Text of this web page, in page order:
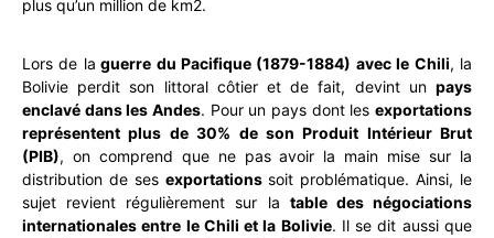
plus qu’un million de km2.
Lors de la guerre du Pacifique (1879-1884) avec le Chili, la
Bolivie perdit son littoral côtier et de fait, devint un pays
enclavé dans les Andes. Pour un pays dont les exportations
représentent plus de 30% de son Produit Intérieur Brut
(PIB), on comprend que ne pas avoir la main mise sur la
distribution de ses exportationssoit problématique. Ainsi, le
sujet revient régulièrement sur la table des négociations
internationales entre le Chili et la Bolivie. Il se dit aussi que